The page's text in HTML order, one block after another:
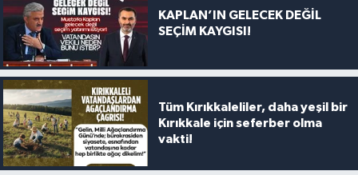
KAPLAN’IN GELECEK DEĞİL
SEÇİM KAYGISI!
Tüm Kırıkkaleliler, daha yeşil bir
Kırıkkale için seferber olma
vakti!